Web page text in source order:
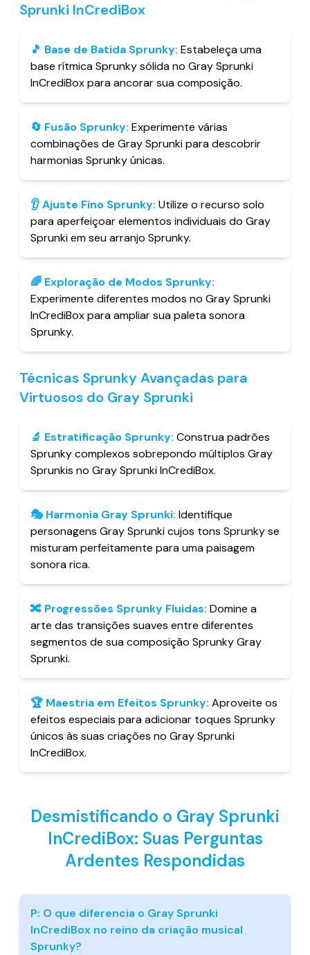
Sprunki InCrediBox
🎵 Base de Batida Sprunky: Estabeleça uma
base rítmica Sprunky sólida no Gray Sprunki
InCrediBox para ancorar sua composição.
🔄 Fusão Sprunky: Experimente várias
combinações de Gray Sprunki para descobrir
harmonias Sprunky únicas.
👂Ajuste Fino Sprunky: Utilize o recurso solo
para aperfeiçoar elementos individuais do Gray
Sprunki em seu arranjo Sprunky.
🌈 Exploração de Modos Sprunky:
Experimente diferentes modos no Gray Sprunki
InCrediBox para ampliar sua paleta sonora
Sprunky.
Técnicas Sprunky Avançadas para
Virtuosos do Gray Sprunki
🔬 Estratificação Sprunky: Construa padrões
Sprunky complexos sobrepondo múltiplos Gray
Sprunkis no Gray Sprunki InCrediBox.
🎭 Harmonia Gray Sprunki: Identifique
personagens Gray Sprunki cujos tons Sprunky se
misturam perfeitamente para uma paisagem
sonora rica.
🔀 Progressões Sprunky Fluidas: Domine a
arte das transições suaves entre diferentes
segmentos de sua composição Sprunky Gray
Sprunki.
🏆 Maestria em Efeitos Sprunky: Aproveite os
efeitos especiais para adicionar toques Sprunky
únicos às suas criações no Gray Sprunki
InCrediBox.
Desmistificando o Gray Sprunki
InCrediBox: Suas Perguntas
Ardentes Respondidas
P: O que diferencia o Gray Sprunki
InCrediBox no reino da criação musical
Sprunky?